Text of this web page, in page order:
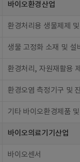
바이오환경산업
환경처리용 생물제제
생물 고정화 소재 및 설비
환경처리, 자원재활용
환경오염 측정기구 및
기타 바이오환경제품
바이오의료기기산업
바이오센서